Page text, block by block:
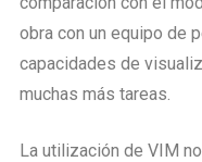
obra con un equipo de
capacidades de
muchas más tareas.
La utilización de VIM